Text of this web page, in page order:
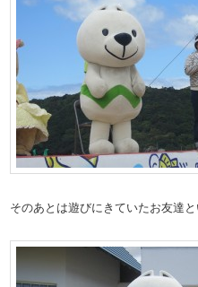
そのあとは遊びにきていたお友達